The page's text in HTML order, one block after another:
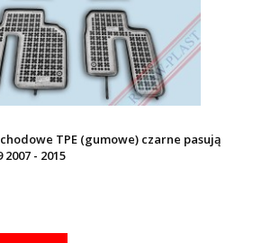
TPE (gumowe) czarne pasują
- 2015